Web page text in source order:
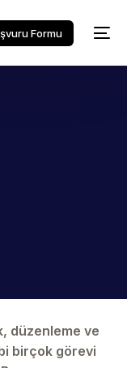
Formu
düzenleme ve
birçok görevi